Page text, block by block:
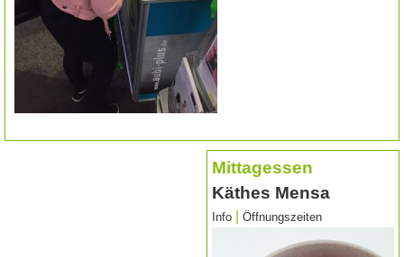
Mittagessen
Käthes Mensa
Info Öffnungszeiten